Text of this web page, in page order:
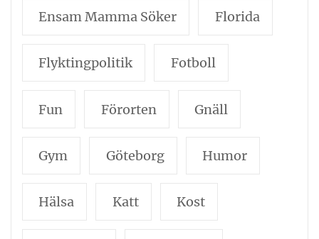
Ensam Mamma Söker Florida
Flyktingpolitik Fotboll
Fun Förorten Gnäll
Gym Göteborg Humor
Hälsa Katt Kost